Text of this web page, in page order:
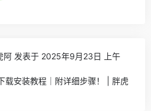
阿 发表于 2025年9月23日 上午
载安装教程｜附详细步骤！ | 胖虎